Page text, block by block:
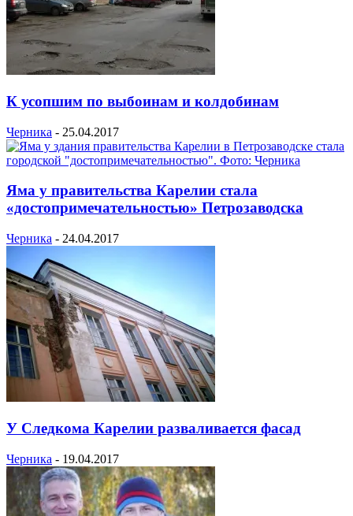
К усопшим по выбоинам и колдобинам
Черника - 25.04.2017
Яма у правительства Карелии стала
«достопримечательностью» Петрозаводска
Черника - 24.04.2017
У Следкома Карелии разваливается фасад
Черника - 19.04.2017